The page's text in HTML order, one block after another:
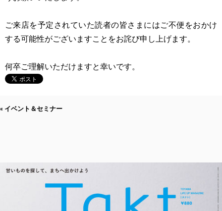
ご来店を予定されていた読者の皆さまにはご不便をおかけ
する可能性がございますことをお詫び申し上げます。
何卒ご理解いただけますと幸いです。
« イベント＆セミナー